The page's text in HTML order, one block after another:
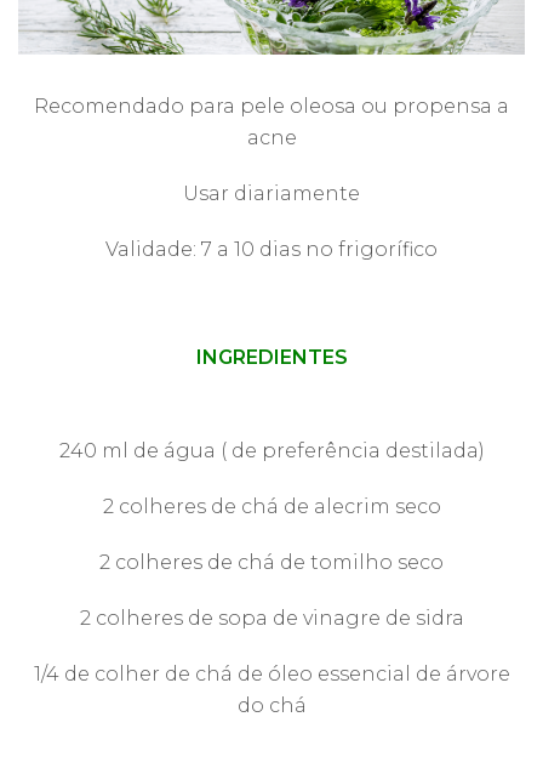
Recomendado para pele oleosa ou propensa a
acne
Usar diariamente
Validade: 7 a 10 dias no frigorífico
INGREDIENTES
240 ml de água ( de preferência destilada)
2 colheres de chá de alecrim seco
2 colheres de chá de tomilho seco
2 colheres de sopa de vinagre de sidra
1/4 de colher de chá de óleo essencial de árvore
do chá